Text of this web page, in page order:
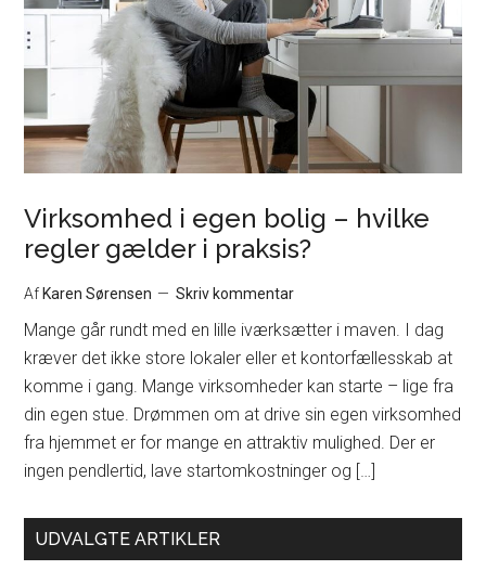
Virksomhed i egen bolig – hvilke
regler gælder i praksis?
AfKaren Sørensen Skriv kommentar
Mange går rundt med en lille iværksætter i maven. I dag
kræver det ikke store lokaler eller et kontorfællesskab at
komme i gang. Mange virksomheder kan starte – lige fra
din egen stue. Drømmen om at drive sin egen virksomhed
fra hjemmet er for mange en attraktiv mulighed. Der er
ingen pendlertid, lave startomkostninger og […]
UDVALGTE ARTIKLER